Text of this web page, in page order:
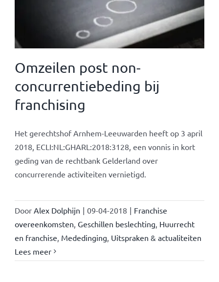
Omzeilen post non-
concurrentiebeding bij
franchising
Het gerechtshof Arnhem-Leeuwarden heeft op 3 april
2018, ECLI:NL:GHARL:2018:3128, een vonnis in kort
geding van de rechtbank Gelderland over
concurrerende activiteiten vernietigd.
Door Alex Dolphijn | 09-04-2018 | Franchise
overeenkomsten, Geschillen beslechting, Huurrecht
en franchise, Mededinging, Uitspraken & actualiteiten
Lees meer